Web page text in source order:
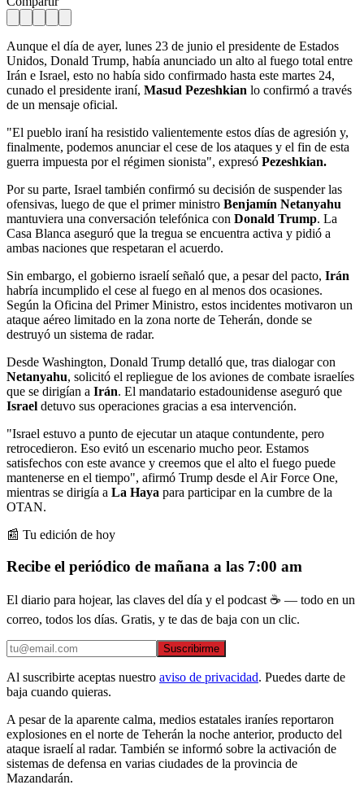
Aunque el día de ayer, lunes 23 de junio el presidente de Estados
Unidos, Donald Trump, había anunciado un alto al fuego total entre
Irán e Israel, esto no había sido confirmado hasta este martes 24,
cunado el presidente iraní, Masud Pezeshkian lo confirmó a través
de un mensaje oficial.
"El pueblo iraní ha resistido valientemente estos días de agresión y,
finalmente, podemos anunciar el cese de los ataques y el fin de esta
guerra impuesta por el régimen sionista", expresó Pezeshkian.
Por su parte, Israel también confirmó su decisión de suspender las
ofensivas, luego de que el primer ministro Benjamín Netanyahu
mantuviera una conversación telefónica con Donald Trump. La
Casa Blanca aseguró que la tregua se encuentra activa y pidió a
ambas naciones que respetaran el acuerdo.
Sin embargo, el gobierno israelí señaló que, a pesar del pacto, Irán
habría incumplido el cese al fuego en al menos dos ocasiones.
Según la Oficina del Primer Ministro, estos incidentes motivaron un
ataque aéreo limitado en la zona norte de Teherán, donde se
destruyó un sistema de radar.
Desde Washington, Donald Trump detalló que, tras dialogar con
Netanyahu, solicitó el repliegue de los aviones de combate israelíes
que se dirigían a Irán. El mandatario estadounidense aseguró que
Israel detuvo sus operaciones gracias a esa intervención.
"Israel estuvo a punto de ejecutar un ataque contundente, pero
retrocedieron. Eso evitó un escenario mucho peor. Estamos
satisfechos con este avance y creemos que el alto el fuego puede
mantenerse en el tiempo", afirmó Trump desde el Air Force One,
mientras se dirigía a La Haya para participar en la cumbre de la
OTAN.
📰 Tu edición de hoy
Recibe el periódico de mañana a las 7:00 am
El diario para hojear, las claves del día y el podcast ☕ — todo en un
correo, todos los días. Gratis, y te das de baja con un clic.
Suscribirme
Al suscribirte aceptas nuestro aviso de privacidad. Puedes darte de
baja cuando quieras.
A pesar de la aparente calma, medios estatales iraníes reportaron
explosiones en el norte de Teherán la noche anterior, producto del
ataque israelí al radar. También se informó sobre la activación de
sistemas de defensa en varias ciudades de la provincia de
Mazandarán.